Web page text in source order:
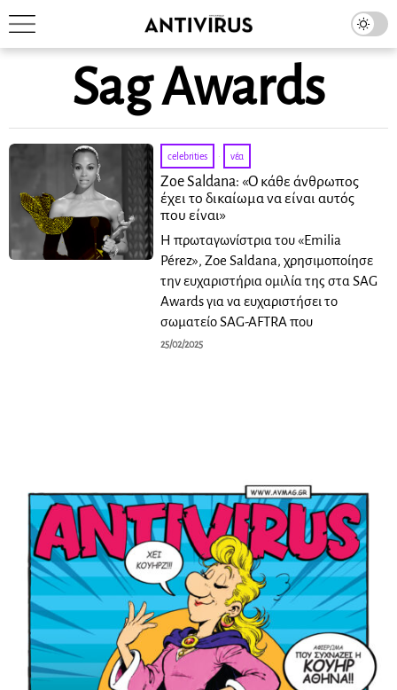
Sag Awards
celebrities · νέα
Zoe Saldana: «Ο κάθε άνθρωπος
έχει το δικαίωμα να είναι αυτός
που είναι»
Η πρωταγωνίστρια του «Emilia
Pérez», Zoe Saldana, χρησιμοποίησε
την ευχαριστήρια ομιλία της στα SAG
Awards για να ευχαριστήσει το
σωματείο SAG-AFTRA που
25/02/2025